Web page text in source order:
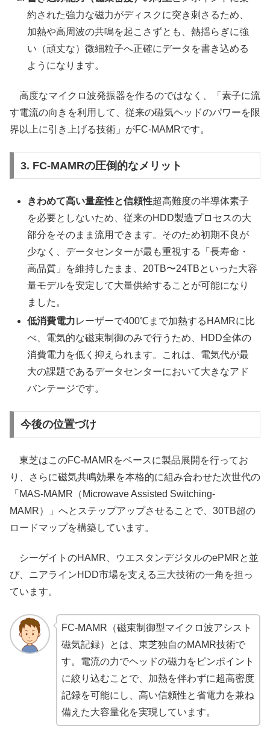
約された強力な磁力がディスクに突き刺さるため、
加熱や高周波の共鳴を起こさずとも、熱揺らぎに強
い（頑丈な）微細粒子へ正確にデータを書き込める
ようになります。
高度なマイクロ波発振器を作るのではなく、「素子に流
す電流の向きを利用して、従来の磁気ヘッドのパワーを限
界以上に引き上げる技術」がFC-MAMRです。
3. FC-MAMRの圧倒的なメリット
きわめて高い量産性と信頼性超高難度の半導体素子
を必要としないため、従来のHDD製造プロセスの大
部分をそのまま流用できます。そのため初期不良が
少なく、データセンターが最も重視する「長寿命・
高品質」を維持したまま、20TB〜24TBといった大容
量モデルを安定して大量供給することが可能になり
ました。
低消費電力レーザーで400℃まで加熱するHAMRに比
べ、電気的な磁束制御のみで行うため、HDD全体の
消費電力を低く抑えられます。これは、電気代が最
大の課題であるデータセンターにおいて大きなアド
バンテージです。
今後の位置づけ
東芝はこのFC-MAMRをベースに製品展開を行ってお
り、さらに磁気共鳴効果を本格的に組み合わせた次世代の
「MAS-MAMR（Microwave Assisted Switching-
MAMR）」へとステップアップさせることで、30TB超の
ロードマップを構築しています。
シーゲイトのHAMR、ウエスタンデジタルのePMRと並
び、ニアラインHDD市場を支える三大技術の一角を担っ
ています。
FC-MAMR（磁束制御型マイクロ波アシスト
磁気記録）とは、東芝独自のMAMR技術で
す。電流の力でヘッドの磁力をピンポイント
に絞り込むことで、加熱を伴わずに超高密度
記録を可能にし、高い信頼性と省電力を兼ね
備えた大容量化を実現しています。